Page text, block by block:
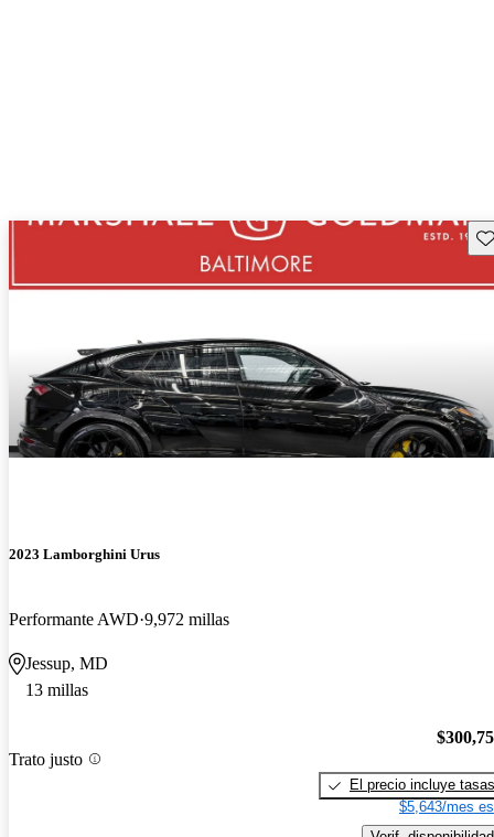
2023 Lamborghini Urus
Performante AWD 9,972 millas
Jessup, MD
13 millas
Trato justo
El precio incluye tasas
$5,643/mes